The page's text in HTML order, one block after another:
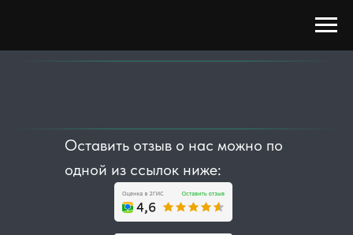
Оставить отзыв о нас можно по
одной из ссылок ниже: